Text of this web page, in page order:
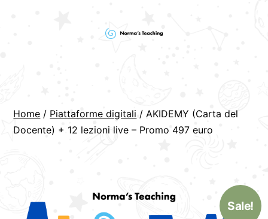
Home / Piattaforme digitali / AKIDEMY (Carta del
Docente) + 12 lezioni live – Promo 497 euro
Sale!